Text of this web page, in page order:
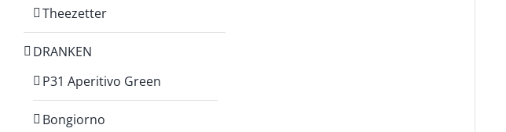
Theezetter
DRANKEN
P31 Aperitivo Green
Bongiorno